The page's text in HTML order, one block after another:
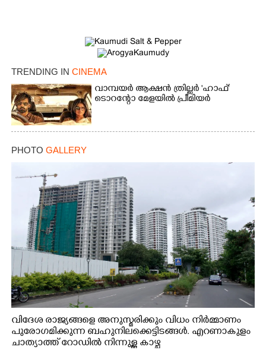
TRENDING IN CINEMA
വാമ്പയർ ആക്ഷൻ ത്രില്ലർ 'ഹാഫ്'
ടൊറന്റോ മേളയിൽ പ്രീമിയർ
PHOTO GALLERY
വിദേശ രാജ്യങ്ങളെ അനുസ്മരിക്കും വിധം നിർമ്മാണം
പുരോഗമിക്കുന്ന ബഹുനിലക്കെട്ടിടങ്ങൾ. എറണാകുളം
ചാത്യാത്ത് റോഡിൽ നിന്നുള്ള കാഴ്ച